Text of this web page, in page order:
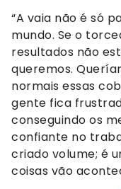
“A vaia não é só
mundo. Se o
resultados não
queremos.
normais essas
gente fica
conseguindo os
confiante no
criado volume; é
coisas vão